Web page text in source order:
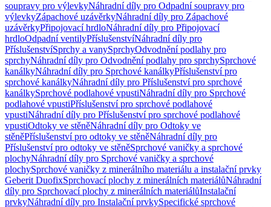
soupravy pro výlevkyNáhradní díly pro Odpadní soupravy pro
výlevkyZápachové uzávěrkyNáhradní díly pro Zápachové
uzávěrkyPřipojovací hrdloNáhradní díly pro Připojovací
hrdloOdpadní ventilyPříslušenstvíNáhradní díly pro
PříslušenstvíSprchy a vanySprchyOdvodnění podlahy pro
sprchyNáhradní díly pro Odvodnění podlahy pro sprchySprchové
kanálkyNáhradní díly pro Sprchové kanálkyPříslušenství pro
sprchové kanálkyNáhradní díly pro Příslušenství pro sprchové
kanálkySprchové podlahové vpustiNáhradní díly pro Sprchové
podlahové vpustiPříslušenství pro sprchové podlahové
vpustiNáhradní díly pro Příslušenství pro sprchové podlahové
vpustiOdtoky ve stěněNáhradní díly pro Odtoky ve
stěněPříslušenství pro odtoky ve stěněNáhradní díly pro
Příslušenství pro odtoky ve stěněSprchové vaničky a sprchové
plochyNáhradní díly pro Sprchové vaničky a sprchové
plochySprchové vaničky z minerálního materiálu a instalační prvky
Geberit DuofixSprchovací plochy z minerálních materiálůNáhradní
díly pro Sprchovací plochy z minerálních materiálůInstalační
prvkyNáhradní díly pro Instalační prvkySpecifické sprchové